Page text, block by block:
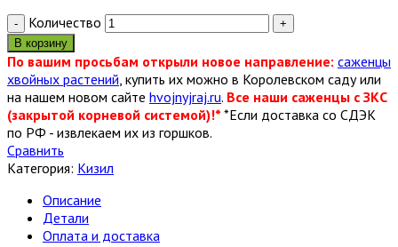
Количество
В корзину
По вашим просьбам открыли новое направление: саженцы
хвойных растений , купить их можно в Королевском саду или
на нашем новом сайте hvojnyjraj.ru. Все наши саженцы с ЗКС
(закрытой корневой системой)!* *Если доставка со СДЭК
по РФ - извлекаем их из горшков.
Сравнить
Категория: Кизил
Описание
Детали
Оплата и доставка